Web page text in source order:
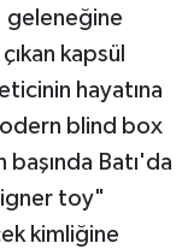
geleneğine
kapsül
hayatına
blind box
Batı'da
toy"
kimliğine